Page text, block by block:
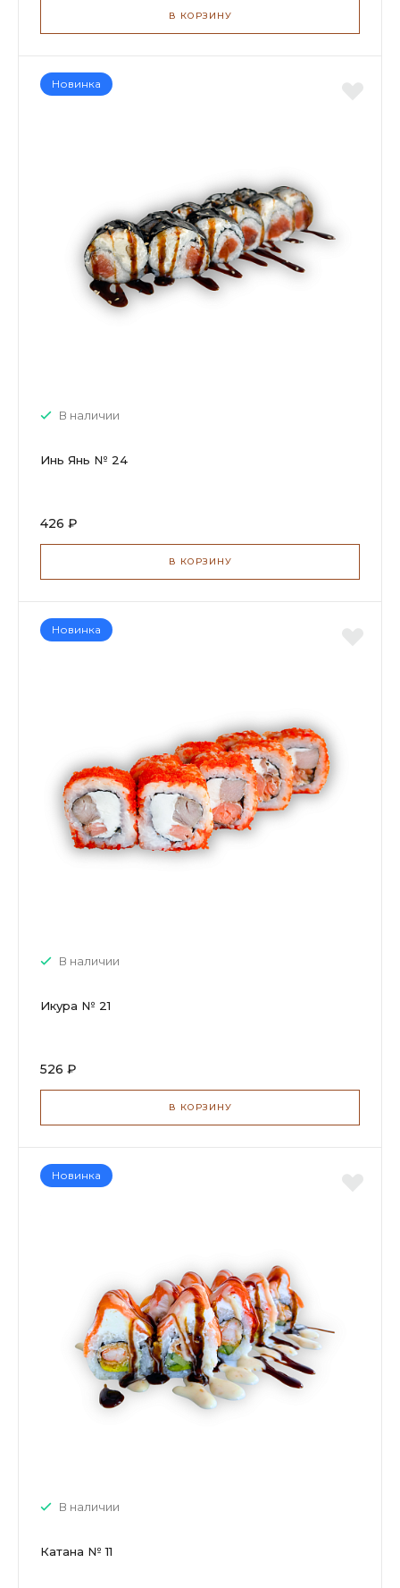
В КОРЗИНУ
Новинка
В наличии
Инь Янь № 24
426 ₽
В КОРЗИНУ
Новинка
В наличии
Икура № 21
526 ₽
В КОРЗИНУ
Новинка
В наличии
Катана № 11